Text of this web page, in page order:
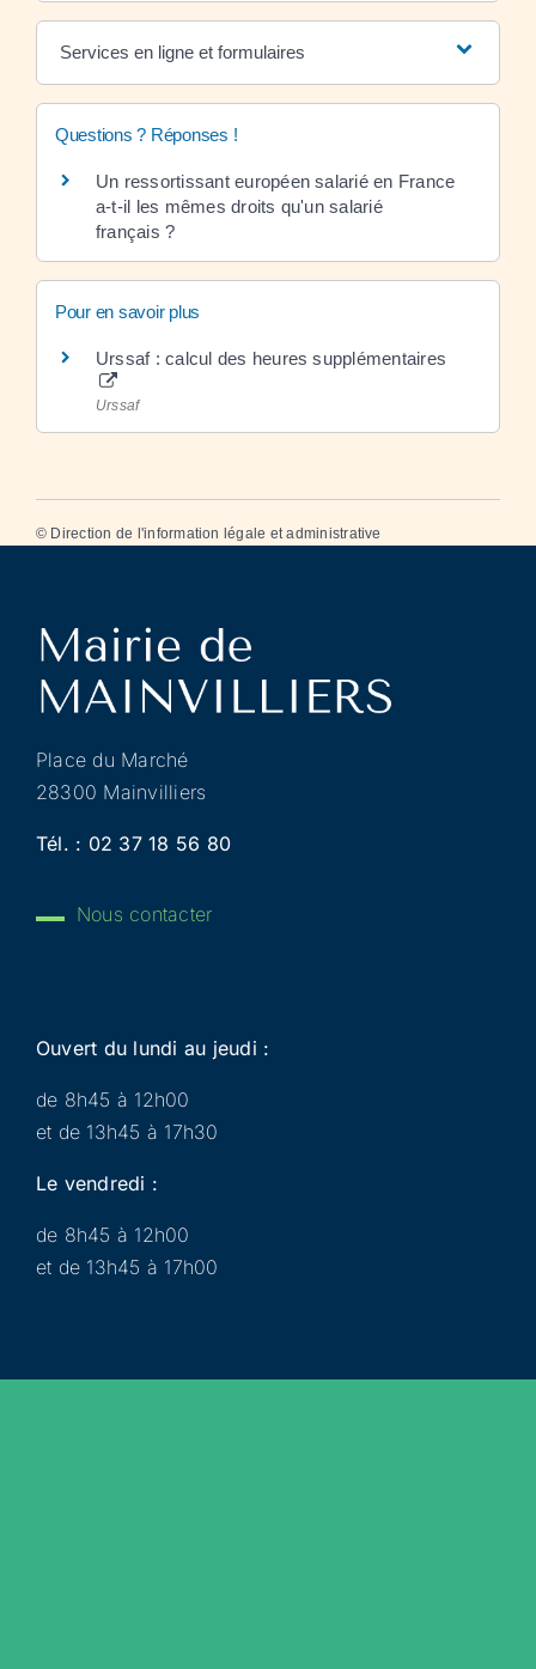
Services en ligne et formulaires
Questions ? Réponses !
Un ressortissant européen salarié en France
a-t-il les mêmes droits qu'un salarié
français ?
Pour en savoir plus
Urssaf : calcul des heures supplémentaires
Urssaf
© Direction de l'information légale et administrative
Place du Marché
28300 Mainvilliers
Tél. : 02 37 18 56 80
Nous contacter
Ouvert du lundi au jeudi :
de 8h45 à 12h00
et de 13h45 à 17h30
Le vendredi :
de 8h45 à 12h00
et de 13h45 à 17h00